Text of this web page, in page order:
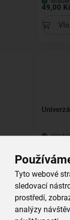
Tyto webové
sledovací
prostředí,
analýzy
49,00
Kolekce